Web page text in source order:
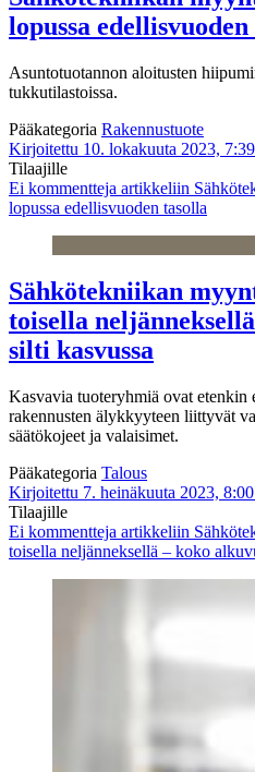
lopussa
Asuntotuotannon aloitusten
tukkutilastoissa.
Pääkategoria Rakennustuote
Kirjoitettu 10. lokakuuta 2023, 7:39
Tilaajille
Ei kommentteja artikkeliin
lopussa edellisvuoden tasolla
Sähkötekniikan
toisella
silti kasvussa
Kasvavia tuoteryhmiä ovat etenkin
rakennusten älykkyyteen liittyvät
säätökojeet ja valaisimet.
Pääkategoria Talous
Kirjoitettu 7. heinäkuuta 2023, 8:00
Tilaajille
Ei kommentteja artikkeliin
toisella neljänneksellä – koko